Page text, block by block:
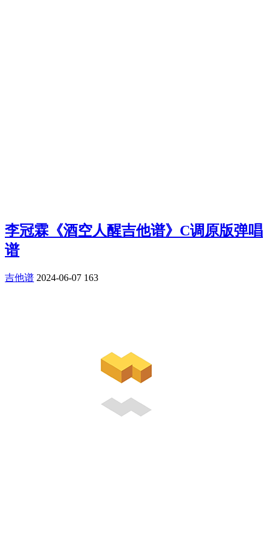
李冠霖《酒空人醒吉他谱》C调原版弹唱
谱
吉他谱 2024-06-07 163